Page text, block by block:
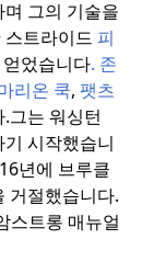
그의 기술을
스트라이드 피
었습니다. 존
리온 쿡, 팻츠
.그는 워싱턴
시작했습니
년에 브루클
거절했습니다.
스트롱 매뉴얼